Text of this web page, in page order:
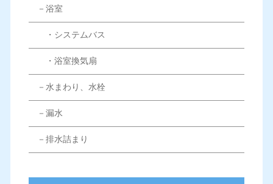
－浴室
・システムバス
・浴室換気扇
－水まわり、水栓
－漏水
－排水詰まり